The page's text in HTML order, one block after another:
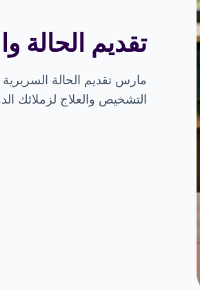
تقديم الحالة
مارس تقديم الحالة
التشخيص والعلاج لزملائك